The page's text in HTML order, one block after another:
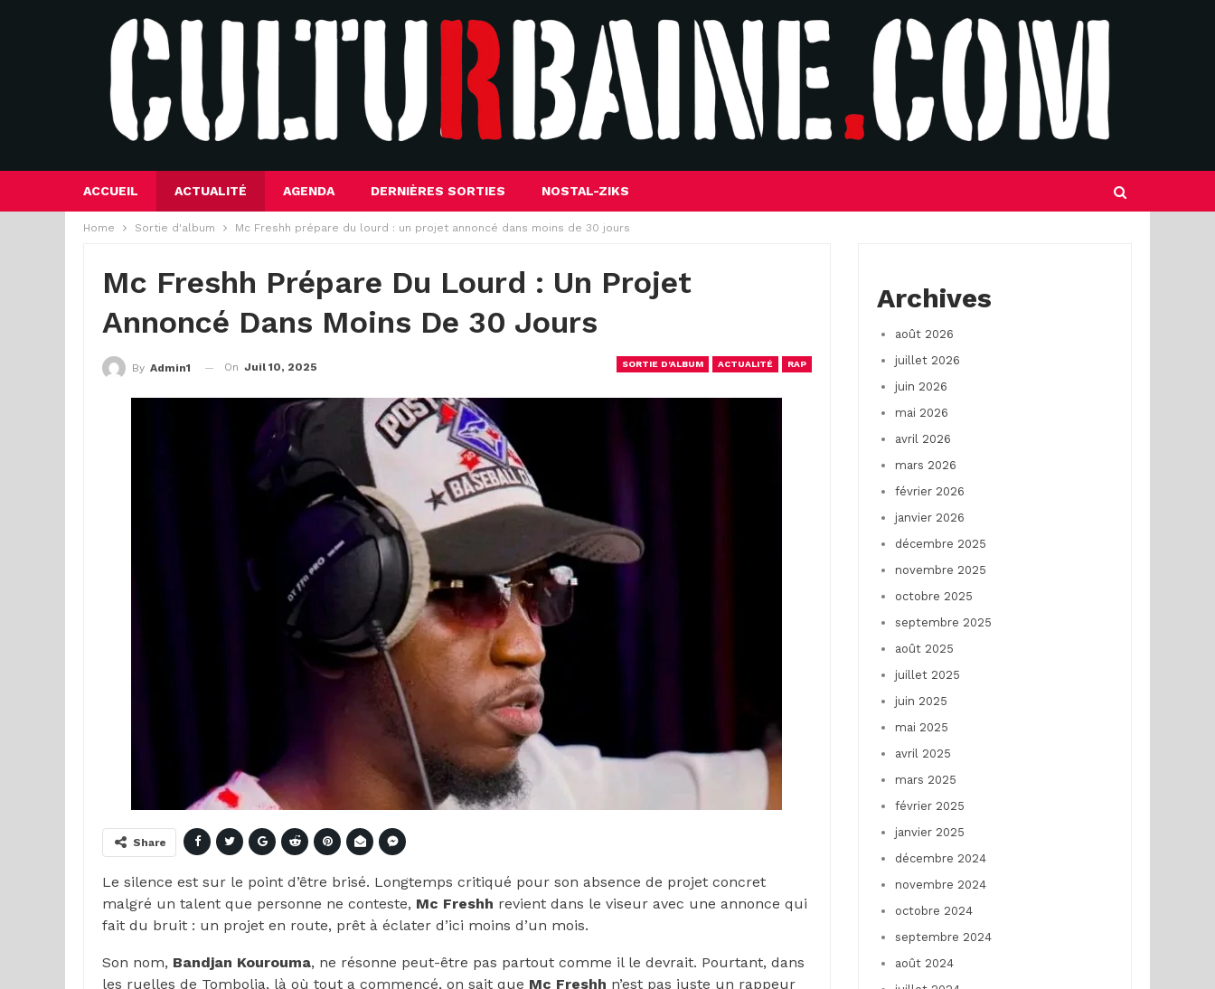
ACCUEIL ACTUALITÉ AGENDA DERNIÈRES SORTIES NOSTAL-ZIKS
Home Sortie d'album Mc Freshh prépare du lourd : un projet annoncé dans moins de 30 jours
Mc Freshh Prépare Du Lourd : Un Projet
Annoncé Dans Moins De 30 Jours
SORTIE D'ALBUM ACTUALITÉ RAP
By Admin1 On Juil 10, 2025
Share
Le silence est sur le point d’être brisé. Longtemps critiqué pour son absence de projet concret
malgré un talent que personne ne conteste, Mc Freshh revient dans le viseur avec une annonce qui
fait du bruit : un projet en route, prêt à éclater d’ici moins d’un mois.
Son nom, Bandjan Kourouma, ne résonne peut-être pas partout comme il le devrait. Pourtant, dans
les ruelles de Tombolia, là où tout a commencé, on sait que Mc Freshh n’est pas juste un rappeur
Archives
août 2026
juillet 2026
juin 2026
mai 2026
avril 2026
mars 2026
février 2026
janvier 2026
décembre 2025
novembre 2025
octobre 2025
septembre 2025
août 2025
juillet 2025
juin 2025
mai 2025
avril 2025
mars 2025
février 2025
janvier 2025
décembre 2024
novembre 2024
octobre 2024
septembre 2024
août 2024